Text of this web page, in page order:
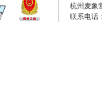
杭州麦象
联系电话